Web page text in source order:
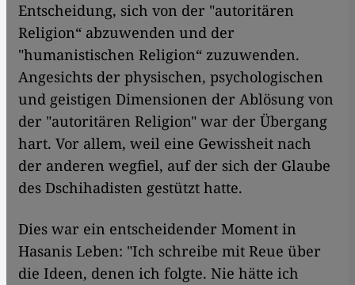
Entscheidung, sich von der "autoritären
Religion“ abzuwenden und der
"humanistischen Religion“ zuzuwenden.
Angesichts der physischen, psychologischen
und geistigen Dimensionen der Ablösung von
der "autoritären Religion" war der Übergang
hart. Vor allem, weil eine Gewissheit nach
der anderen wegfiel, auf der sich der Glaube
des Dschihadisten gestützt hatte.
Dies war ein entscheidender Moment in
Hasanis Leben: "Ich schreibe mit Reue über
die Ideen, denen ich folgte. Nie hätte ich